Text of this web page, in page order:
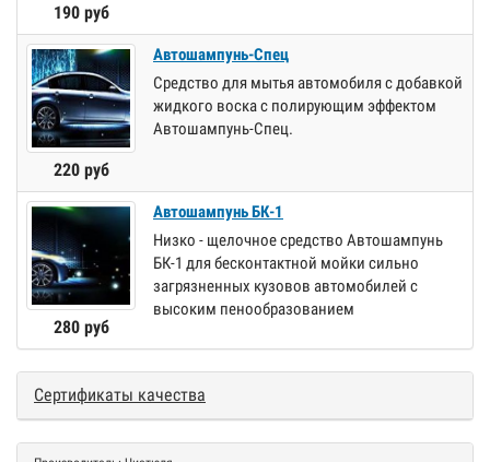
190 руб
220 руб
Автошампунь-Спец
Средство для мытья автомобиля с добавкой
жидкого воска с полирующим эффектом
Автошампунь-Спец.
280 руб
Автошампунь БК-1
Низко - щелочное средство Автошампунь
БК-1 для бесконтактной мойки сильно
загрязненных кузовов автомобилей с
высоким пенообразованием
Сертификаты качества